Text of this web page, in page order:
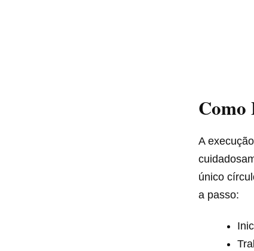
Como
A
único
a passo: